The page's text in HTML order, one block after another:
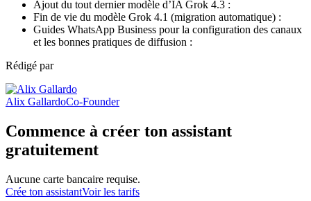
Ajout du tout dernier modèle d’IA Grok 4.3 :
Fin de vie du modèle Grok 4.1 (migration automatique) :
Guides WhatsApp Business pour la configuration des canaux
et les bonnes pratiques de diffusion :
Rédigé par
Alix GallardoCo-Founder
Commence à créer ton assistant
gratuitement
Aucune carte bancaire requise.
Crée ton assistantVoir les tarifs